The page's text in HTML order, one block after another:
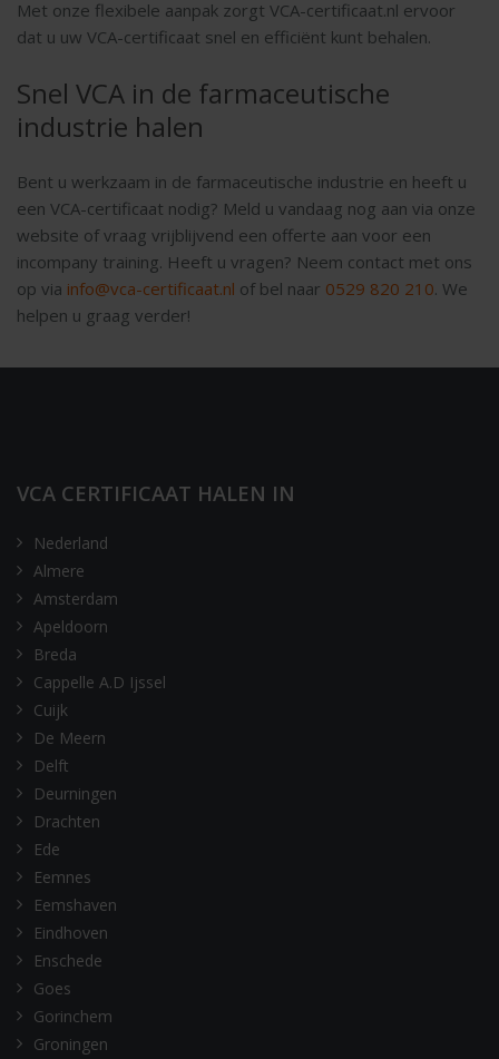
Met onze flexibele aanpak zorgt VCA-certificaat.nl ervoor
dat u uw VCA-certificaat snel en efficiënt kunt behalen.
Snel VCA in de farmaceutische
industrie halen
Bent u werkzaam in de farmaceutische industrie en heeft u
een VCA-certificaat nodig? Meld u vandaag nog aan via onze
website of vraag vrijblijvend een offerte aan voor een
incompany training. Heeft u vragen? Neem contact met ons
op via info@vca-certificaat.nl of bel naar 0529 820 210. We
helpen u graag verder!
VCA CERTIFICAAT HALEN IN
Nederland
Almere
Amsterdam
Apeldoorn
Breda
Cappelle A.D Ijssel
Cuijk
De Meern
Delft
Deurningen
Drachten
Ede
Eemnes
Eemshaven
Eindhoven
Enschede
Goes
Gorinchem
Groningen